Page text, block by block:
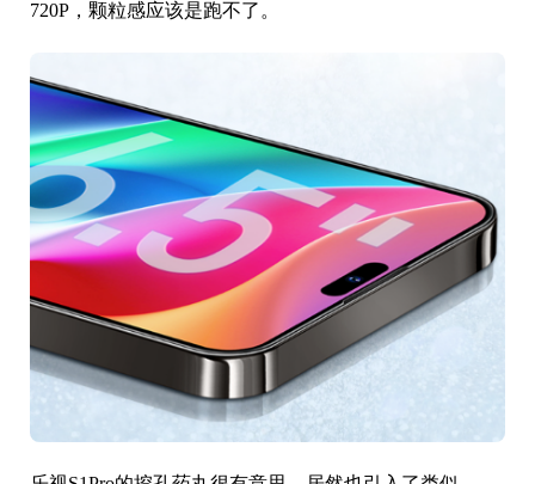
720P，颗粒感应该是跑不了。